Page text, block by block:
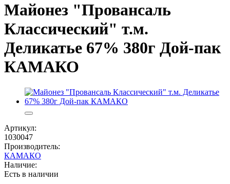
Майонез "Провансаль
Классический" т.м.
Деликатье 67% 380г Дой-пак
КАМАКО
Артикул:
1030047
Производитель:
КАМАКО
Наличие:
Есть в наличии